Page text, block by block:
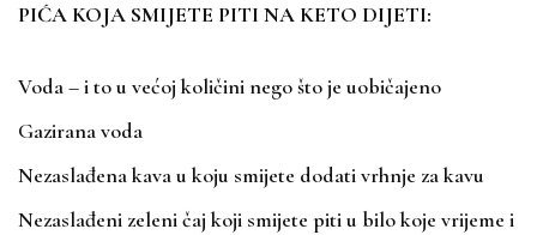
PIĆA KOJA SMIJETE PITI NA KETO DIJETI:
Voda – i to u većoj količini nego što je uobičajeno
Gazirana voda
Nezaslađena kava u koju smijete dodati vrhnje za kavu
Nezaslađeni zeleni čaj koji smijete piti u bilo koje vrijeme i